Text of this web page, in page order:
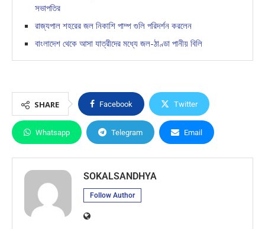
সভাপতির
রাজ্যপাল শহরের জল নিকাশি পাম্প গুলি পরিদর্শন করলেন
বাংলাদেশ থেকে আসা যাত্রীদের মধ্যে জল-ঠাণ্ডা পানীয় বিলি
SHARE Facebook Twitter
Whatsapp Telegram Email
SOKALSANDHYA
Follow Author